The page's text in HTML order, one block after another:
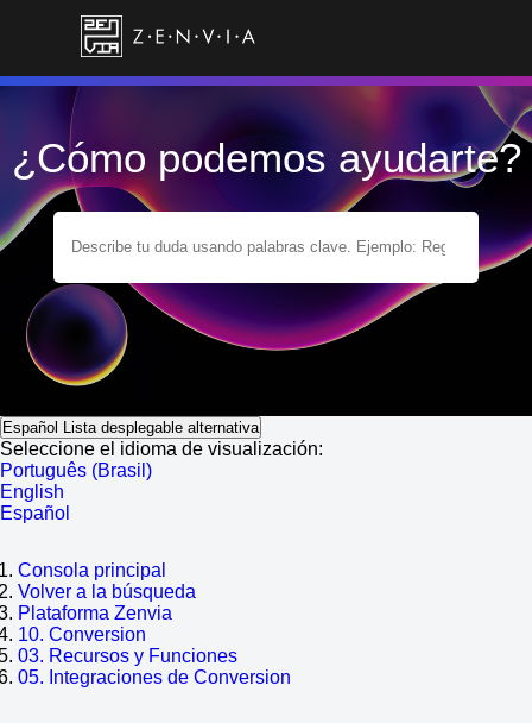
¿Cómo podemos ayudarte?
Español Lista desplegable alternativa
Seleccione el idioma de visualización:
Português (Brasil)
English
Español
Consola principal
Volver a la búsqueda
Plataforma Zenvia
10. Conversion
03. Recursos y Funciones
05. Integraciones de Conversion